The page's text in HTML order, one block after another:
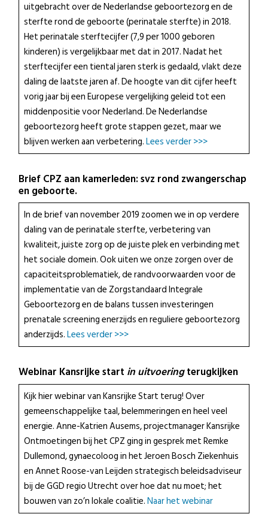
uitgebracht over de Nederlandse geboortezorg en de
sterfte rond de geboorte (perinatale sterfte) in 2018.
Het perinatale sterftecijfer (7,9 per 1000 geboren
kinderen) is vergelijkbaar met dat in 2017. Nadat het
sterftecijfer een tiental jaren sterk is gedaald, vlakt deze
daling de laatste jaren af. De hoogte van dit cijfer heeft
vorig jaar bij een Europese vergelijking geleid tot een
middenpositie voor Nederland. De Nederlandse
geboortezorg heeft grote stappen gezet, maar we
blijven werken aan verbetering.Lees verder >>>
Brief CPZ aan kamerleden: svz rond zwangerschap
en geboorte.
In de brief van november 2019 zoomen we in op verdere
daling van de perinatale sterfte, verbetering van
kwaliteit, juiste zorg op de juiste plek en verbinding met
het sociale domein. Ook uiten we onze zorgen over de
capaciteitsproblematiek, de randvoorwaarden voor de
implementatie van de Zorgstandaard Integrale
Geboortezorg en de balans tussen investeringen
prenatale screening enerzijds en reguliere geboortezorg
anderzijds.Lees verder >>>
Webinar Kansrijke start in uitvoeringterugkijken
Kijk hier webinar van Kansrijke Start terug! Over
gemeenschappelijke taal, belemmeringen en heel veel
energie. Anne-Katrien Ausems, projectmanager Kansrijke
Ontmoetingen bij het CPZ ging in gesprek met Remke
Dullemond, gynaecoloog in het Jeroen Bosch Ziekenhuis
en Annet Roose-van Leijden strategisch beleidsadviseur
bij de GGD regio Utrecht over hoe dat nu moet; het
bouwen van zo’n lokale coalitie.Naar het webinar